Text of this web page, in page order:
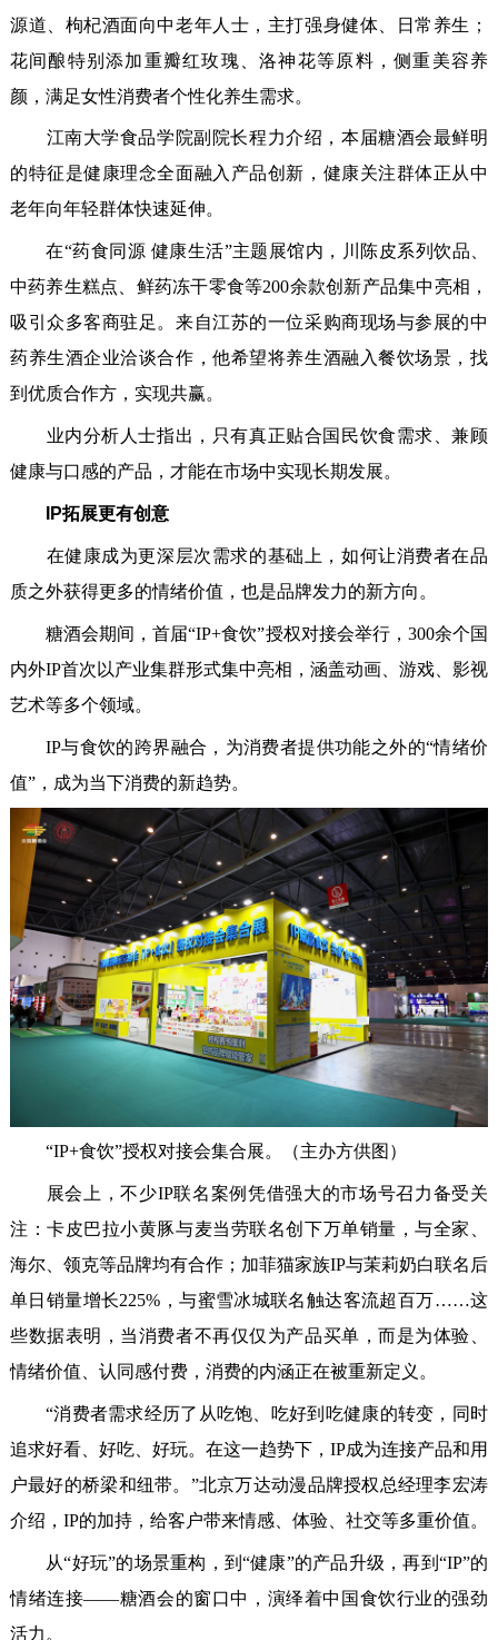
源道、枸杞酒面向中老年人士，主打强身健体、日常养生；
花间酿特别添加重瓣红玫瑰、洛神花等原料，侧重美容养
颜，满足女性消费者个性化养生需求。
江南大学食品学院副院长程力介绍，本届糖酒会最鲜明
的特征是健康理念全面融入产品创新，健康关注群体正从中
老年向年轻群体快速延伸。
在“药食同源 健康生活”主题展馆内，川陈皮系列饮品、
中药养生糕点、鲜药冻干零食等200余款创新产品集中亮相，
吸引众多客商驻足。来自江苏的一位采购商现场与参展的中
药养生酒企业洽谈合作，他希望将养生酒融入餐饮场景，找
到优质合作方，实现共赢。
业内分析人士指出，只有真正贴合国民饮食需求、兼顾
健康与口感的产品，才能在市场中实现长期发展。
IP拓展更有创意
在健康成为更深层次需求的基础上，如何让消费者在品
质之外获得更多的情绪价值，也是品牌发力的新方向。
糖酒会期间，首届“IP+食饮”授权对接会举行，300余个国
内外IP首次以产业集群形式集中亮相，涵盖动画、游戏、影视
艺术等多个领域。
IP与食饮的跨界融合，为消费者提供功能之外的“情绪价
值”，成为当下消费的新趋势。
“IP+食饮”授权对接会集合展。（主办方供图）
展会上，不少IP联名案例凭借强大的市场号召力备受关
注：卡皮巴拉小黄豚与麦当劳联名创下万单销量，与全家、
海尔、领克等品牌均有合作；加菲猫家族IP与茉莉奶白联名后
单日销量增长225%，与蜜雪冰城联名触达客流超百万……这
些数据表明，当消费者不再仅仅为产品买单，而是为体验、
情绪价值、认同感付费，消费的内涵正在被重新定义。
“消费者需求经历了从吃饱、吃好到吃健康的转变，同时
追求好看、好吃、好玩。在这一趋势下，IP成为连接产品和用
户最好的桥梁和纽带。”北京万达动漫品牌授权总经理李宏涛
介绍，IP的加持，给客户带来情感、体验、社交等多重价值。
从“好玩”的场景重构，到“健康”的产品升级，再到“IP”的
情绪连接——糖酒会的窗口中，演绎着中国食饮行业的强劲
活力。